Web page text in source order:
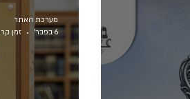
חג שבועות
דף היומי הרב מצליח חי מאזוז
מערכת האתר
6 בפבר׳
זמן קריאה